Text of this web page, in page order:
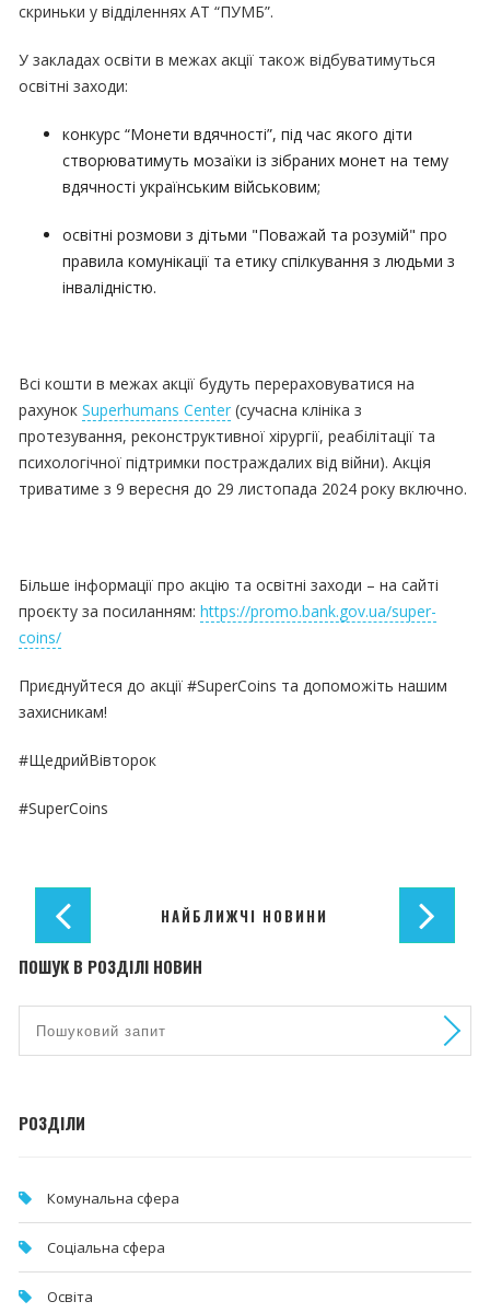
скриньки у відділеннях АТ “ПУМБ”.
У закладах освіти в межах акції також відбуватимуться
освітні заходи:
конкурс “Монети вдячності”, під час якого діти
створюватимуть мозаїки із зібраних монет на тему
вдячності українським військовим;
освітні розмови з дітьми "Поважай та розумій" про
правила комунікації та етику спілкування з людьми з
інвалідністю.
Всі кошти в межах акції будуть перераховуватися на
рахунокSuperhumans Center (сучасна клініка з
протезування, реконструктивної хірургії, реабілітації та
психологічної підтримки постраждалих від війни). Акція
триватиме з 9 вересня до 29 листопада 2024 року включно.
Більше інформації про акцію та освітні заходи – на сайті
проєкту за посиланням:https://promo.bank.gov.ua/super-
coins/
Приєднуйтеся до акції #SuperCoins та допоможіть нашим
захисникам!
#ЩедрийВівторок
#SuperCoins
НАЙБЛИЖЧІ НОВИНИ
ПОШУК В РОЗДІЛІ НОВИН
РОЗДІЛИ
Комунальна cфера
Соціальна сфера
Освіта